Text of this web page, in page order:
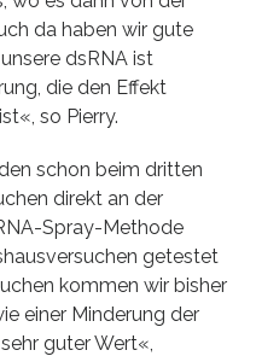
da haben wir gute
dsRNA ist
die den Effekt
so Pierry.
schon beim dritten
direkt an der
Spray-Methode
getestet
kommen wir bisher
einer Minderung der
guter Wert«,